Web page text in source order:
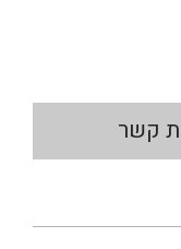
קשר